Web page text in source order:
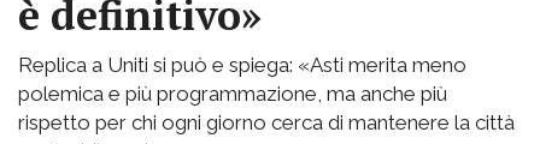
è definitivo»
Replica a Uniti si può e spiega: «Asti merita meno
polemica e più programmazione, ma anche più
rispetto per chi ogni giorno cerca di mantenere la città